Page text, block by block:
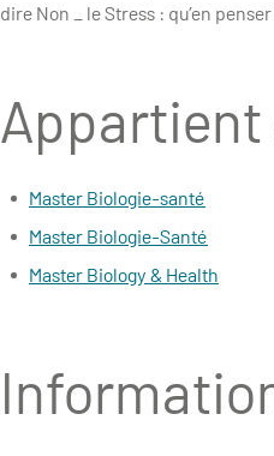
dire Non _ le Stress : qu’en penser
Appartient
Master Biologie-santé
Master Biologie-Santé
Master Biology & Health